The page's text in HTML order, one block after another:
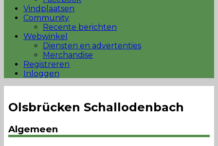
Vindplaatsen
Community
Recente berichten
Webwinkel
Diensten en advertenties
Merchandise
Registreren
Inloggen
Olsbrücken Schallodenbach
Algemeen